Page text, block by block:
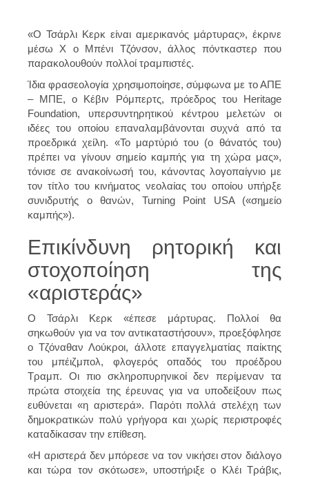
«Ο Τσάρλι Κερκ είναι αμερικανός μάρτυρας», έκρινε
μέσω X ο Μπένι Τζόνσον, άλλος πόντκαστερ που
παρακολουθούν πολλοί τραμπιστές.
Ίδια φρασεολογία χρησιμοποίησε, σύμφωνα με το ΑΠΕ
– ΜΠΕ, ο Κέβιν Ρόμπερτς, πρόεδρος του Heritage
Foundation, υπερσυντηρητικού κέντρου μελετών οι
ιδέες του οποίου επαναλαμβάνονται συχνά από τα
προεδρικά χείλη. «Το μαρτύριό του (ο θάνατός του)
πρέπει να γίνουν σημείο καμπής για τη χώρα μας»,
τόνισε σε ανακοίνωσή του, κάνοντας λογοπαίγνιο με
τον τίτλο του κινήματος νεολαίας του οποίου υπήρξε
συνιδρυτής ο θανών, Turning Point USA («σημείο
καμπής»).
Επικίνδυνη ρητορική και
στοχοποίηση της
«αριστεράς»
Ο Τσάρλι Κερκ «έπεσε μάρτυρας. Πολλοί θα
σηκωθούν για να τον αντικαταστήσουν», προεξόφλησε
ο Τζόναθαν Λούκροι, άλλοτε επαγγελματίας παίκτης
του μπέιζμπολ, φλογερός οπαδός του προέδρου
Τραμπ. Οι πιο σκληροπυρηνικοί δεν περίμεναν τα
πρώτα στοιχεία της έρευνας για να υποδείξουν πως
ευθύνεται «η αριστερά». Παρότι πολλά στελέχη των
δημοκρατικών πολύ γρήγορα και χωρίς περιστροφές
καταδίκασαν την επίθεση.
«Η αριστερά δεν μπόρεσε να τον νικήσει στον διάλογο
και τώρα τον σκότωσε», υποστήριξε ο Κλέι Τράβις,